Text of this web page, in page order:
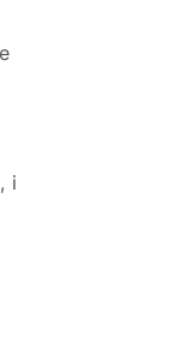
i